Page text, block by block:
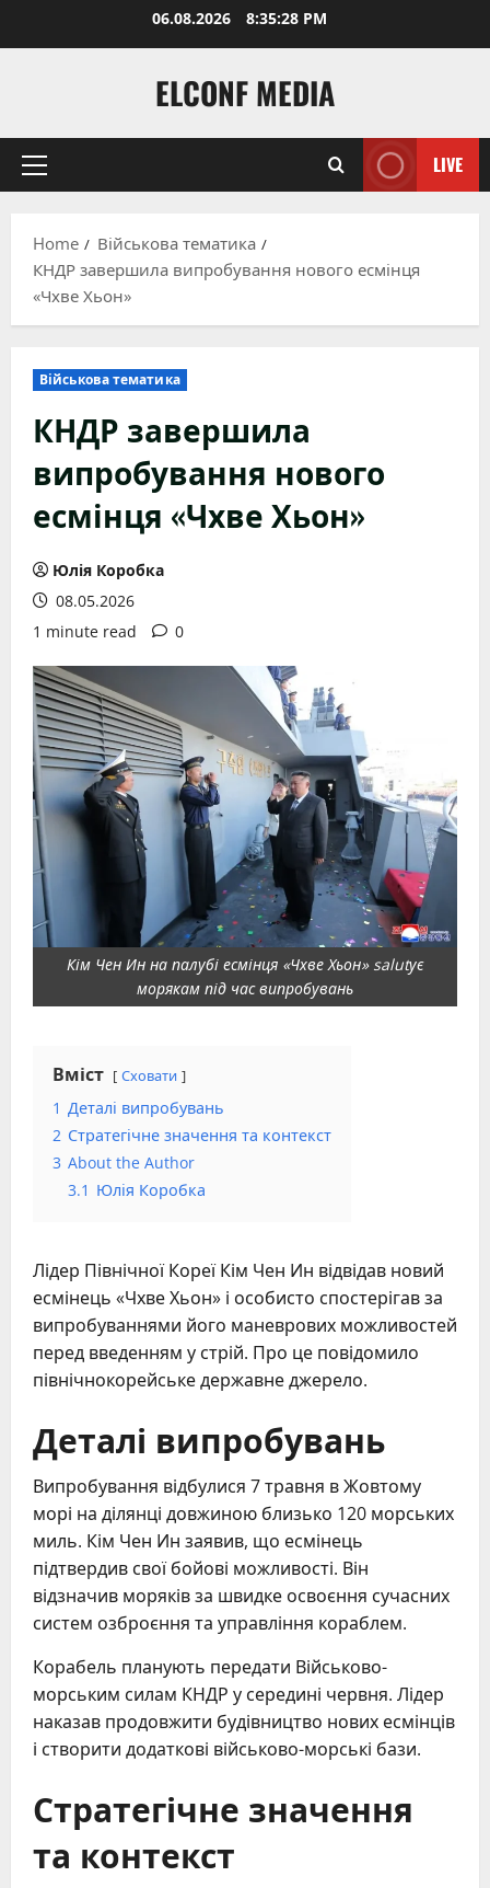
06.08.2026 8:35:29 PM
ELCONF MEDIA
Primary
LIVE
Home
Військова тематика
КНДР завершила випробування нового есмінця
«Чхве Хьон»
Військова тематика
КНДР завершила
випробування нового
есмінця «Чхве Хьон»
Юлія Коробка
08.05.2026
1 minute read
0
Кім Чен Ин на палубі есмінця «Чхве Хьон» salutує
морякам під час випробувань
Вміст Сховати
1 Деталі випробувань
2 Стратегічне значення та контекст
3 About the Author
3.1 Юлія Коробка
Лідер Північної Кореї Кім Чен Ин відвідав новий
есмінець «Чхве Хьон» і особисто спостерігав за
випробуваннями його маневрових можливостей
перед введенням у стрій. Про це повідомило
північнокорейське державне джерело.
Деталі випробувань
Випробування відбулися 7 травня в Жовтому
морі на ділянці довжиною близько 120 морських
миль. Кім Чен Ин заявив, що есмінець
підтвердив свої бойові можливості. Він
відзначив моряків за швидке освоєння сучасних
систем озброєння та управління кораблем.
Корабель планують передати Військово-
морським силам КНДР у середині червня. Лідер
наказав продовжити будівництво нових есмінців
і створити додаткові військово-морські бази.
Стратегічне значення
та контекст